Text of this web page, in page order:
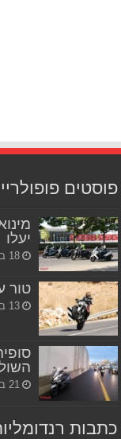
פוסטים
יעלו
18 בדצמבר 2018
טור
13 במאי 2015
21 בנובמבר 2019
כתבות